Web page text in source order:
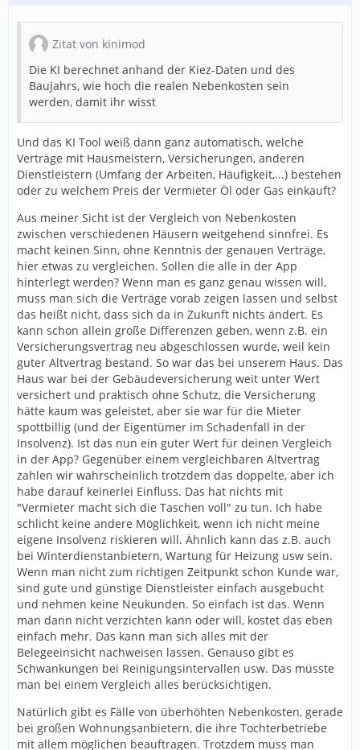
Zitat von kinimod
Die KI berechnet anhand der Kiez-Daten und des
Baujahrs, wie hoch die realen Nebenkosten sein
werden, damit ihr wisst
Und das KI Tool weiß dann ganz automatisch, welche
Verträge mit Hausmeistern, Versicherungen, anderen
Dienstleistern (Umfang der Arbeiten, Häufigkeit,...) bestehen
oder zu welchem Preis der Vermieter Öl oder Gas einkauft?
Aus meiner Sicht ist der Vergleich von Nebenkosten
zwischen verschiedenen Häusern weitgehend sinnfrei. Es
macht keinen Sinn, ohne Kenntnis der genauen Verträge,
hier etwas zu vergleichen. Sollen die alle in der App
hinterlegt werden? Wenn man es ganz genau wissen will,
muss man sich die Verträge vorab zeigen lassen und selbst
das heißt nicht, dass sich da in Zukunft nichts ändert. Es
kann schon allein große Differenzen geben, wenn z.B. ein
Versicherungsvertrag neu abgeschlossen wurde, weil kein
guter Altvertrag bestand. So war das bei unserem Haus. Das
Haus war bei der Gebäudeversicherung weit unter Wert
versichert und praktisch ohne Schutz, die Versicherung
hätte kaum was geleistet, aber sie war für die Mieter
spottbillig (und der Eigentümer im Schadenfall in der
Insolvenz). Ist das nun ein guter Wert für deinen Vergleich
in der App? Gegenüber einem vergleichbaren Altvertrag
zahlen wir wahrscheinlich trotzdem das doppelte, aber ich
habe darauf keinerlei Einfluss. Das hat nichts mit
"Vermieter macht sich die Taschen voll" zu tun. Ich habe
schlicht keine andere Möglichkeit, wenn ich nicht meine
eigene Insolvenz riskieren will. Ähnlich kann das z.B. auch
bei Winterdienstanbietern, Wartung für Heizung usw sein.
Wenn man nicht zum richtigen Zeitpunkt schon Kunde war,
sind gute und günstige Dienstleister einfach ausgebucht
und nehmen keine Neukunden. So einfach ist das. Wenn
man dann nicht verzichten kann oder will, kostet das eben
einfach mehr. Das kann man sich alles mit der
Belegeeinsicht nachweisen lassen. Genauso gibt es
Schwankungen bei Reinigungsintervallen usw. Das müsste
man bei einem Vergleich alles berücksichtigen.
Natürlich gibt es Fälle von überhöhten Nebenkosten, gerade
bei großen Wohnungsanbietern, die ihre Tochterbetriebe
mit allem möglichen beauftragen. Trotzdem muss man